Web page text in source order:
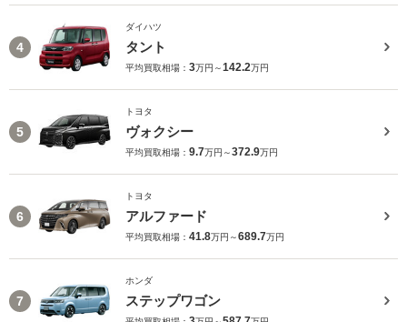
4
ダイハツ
タント
平均買取相場： 3万円～142.2万円
5
トヨタ
ヴォクシー
平均買取相場： 9.7万円～372.9万円
6
トヨタ
アルファード
平均買取相場： 41.8万円～689.7万円
7
ホンダ
ステップワゴン